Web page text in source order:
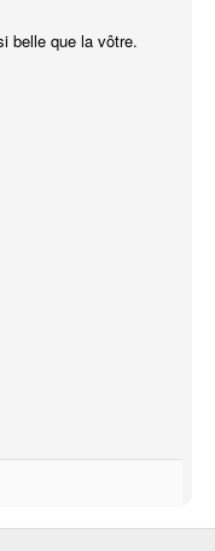
belle que la vôtre.